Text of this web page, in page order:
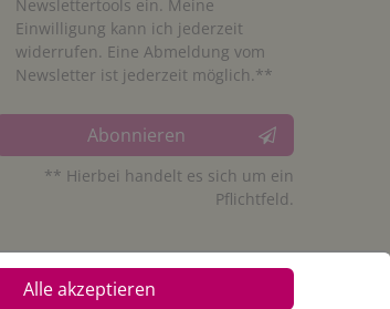
Newslettertools ein. Meine
Einwilligung kann ich jederzeit
widerrufen. Eine Abmeldung vom
Newsletter ist jederzeit möglich.**
Abonnieren
** Hierbei handelt es sich um ein
Pflichtfeld.
Alle akzeptieren